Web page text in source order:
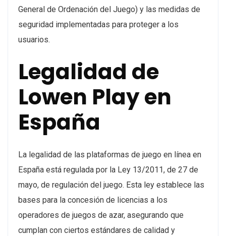
General de Ordenación del Juego) y las medidas de
seguridad implementadas para proteger a los
usuarios.
Legalidad de
Lowen Play en
España
La legalidad de las plataformas de juego en línea en
España está regulada por la Ley 13/2011, de 27 de
mayo, de regulación del juego. Esta ley establece las
bases para la concesión de licencias a los
operadores de juegos de azar, asegurando que
cumplan con ciertos estándares de calidad y